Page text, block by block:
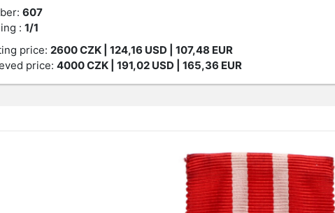
607
: 1/1
price: 2600CZK| 124,16 USD | 107,48 EUR
price: 4000CZK| 191,02 USD | 165,36 EUR